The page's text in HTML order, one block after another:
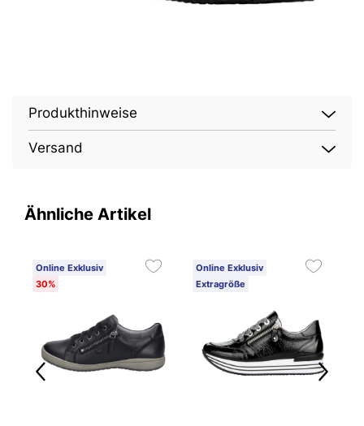
Produkthinweise
Versand
Ähnliche Artikel
Online Exklusiv
30%
Online Exklusiv
Extragröße